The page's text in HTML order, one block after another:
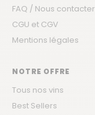
FAQ / Nous contacter
CGU et CGV
Mentions légales
NOTRE OFFRE
Tous nos vins
Best Sellers